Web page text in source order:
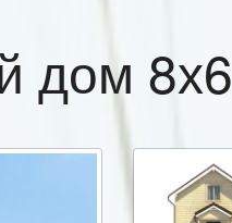
дом 8х6